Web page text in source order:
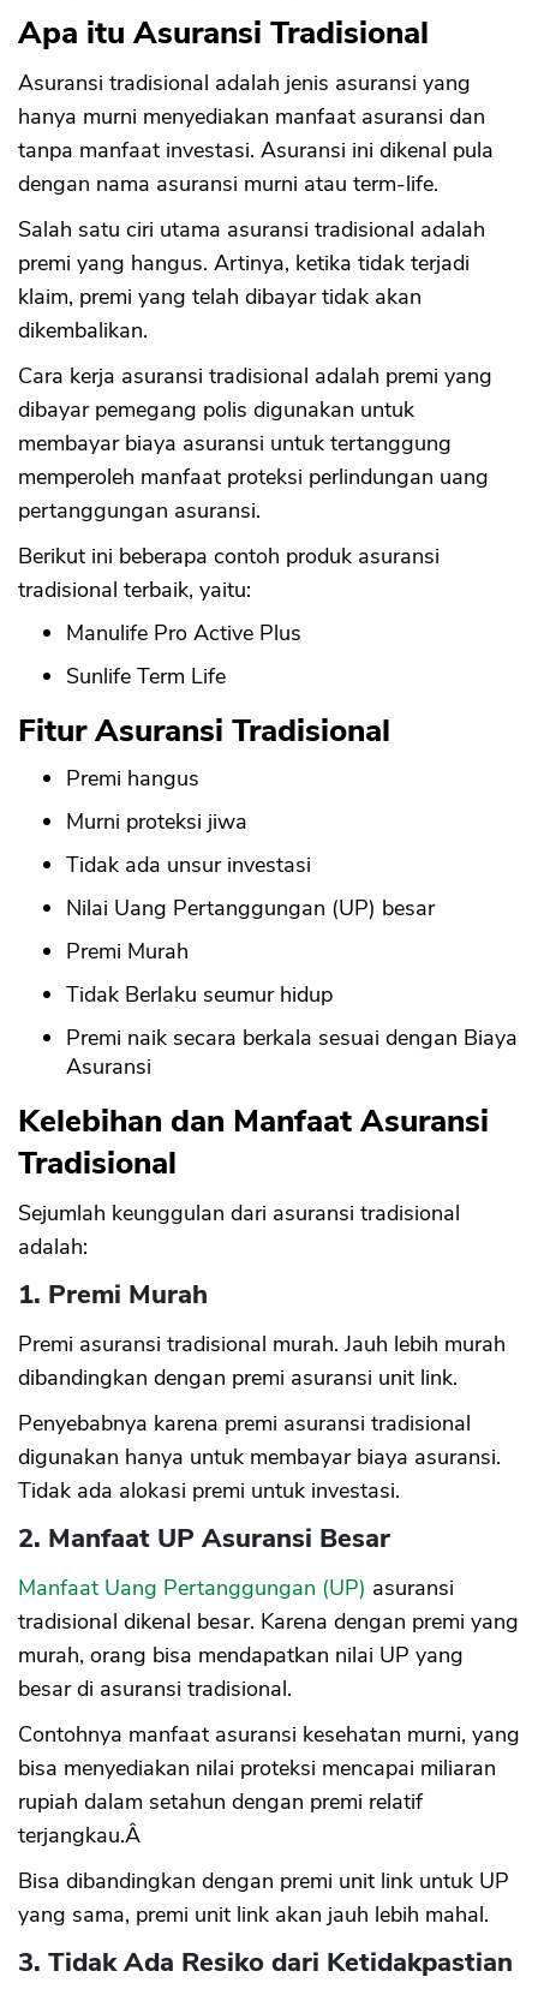
Apa itu Asuransi Tradisional
Asuransi tradisional adalah jenis asuransi yang
hanya murni menyediakan manfaat asuransi dan
tanpa manfaat investasi. Asuransi ini dikenal pula
dengan nama asuransi murni atau term-life.
Salah satu ciri utama asuransi tradisional adalah
premi yang hangus. Artinya, ketika tidak terjadi
klaim, premi yang telah dibayar tidak akan
dikembalikan.
Cara kerja asuransi tradisional adalah premi yang
dibayar pemegang polis digunakan untuk
membayar biaya asuransi untuk tertanggung
memperoleh manfaat proteksi perlindungan uang
pertanggungan asuransi.
Berikut ini beberapa contoh produk asuransi
tradisional terbaik, yaitu:
Manulife Pro Active Plus
Sunlife Term Life
Fitur Asuransi Tradisional
Premi hangus
Murni proteksi jiwa
Tidak ada unsur investasi
Nilai Uang Pertanggungan (UP) besar
Premi Murah
Tidak Berlaku seumur hidup
Premi naik secara berkala sesuai dengan Biaya
Asuransi
Kelebihan dan Manfaat Asuransi
Tradisional
Sejumlah keunggulan dari asuransi tradisional
adalah:
1. Premi Murah
Premi asuransi tradisional murah. Jauh lebih murah
dibandingkan dengan premi asuransi unit link.
Penyebabnya karena premi asuransi tradisional
digunakan hanya untuk membayar biaya asuransi.
Tidak ada alokasi premi untuk investasi.
2. Manfaat UP Asuransi Besar
Manfaat Uang Pertanggungan (UP) asuransi
tradisional dikenal besar. Karena dengan premi yang
murah, orang bisa mendapatkan nilai UP yang
besar di asuransi tradisional.
Contohnya manfaat asuransi kesehatan murni, yang
bisa menyediakan nilai proteksi mencapai miliaran
rupiah dalam setahun dengan premi relatif
terjangkau.Â
Bisa dibandingkan dengan premi unit link untuk UP
yang sama, premi unit link akan jauh lebih mahal.
3. Tidak Ada Resiko dari Ketidakpastian